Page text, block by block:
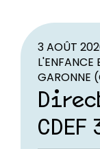
3 AOÛT
L'ENFANCE
GARONNE
CDEF